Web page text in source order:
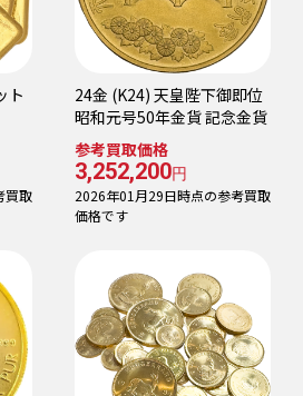
ト
買取
24金 (K24) 天皇陛下御即位
昭和元号50年金貨 記念金貨
参考買取価格
3,252,200円
2026年01月29日時点の参考買取
価格です